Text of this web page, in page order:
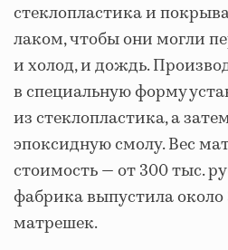
стеклопластика и
лаком, чтобы они могли
и холод, и дождь.
в специальную форму
из стеклопластика, а
эпоксидную смолу. Вес
стоимость — от 300 тыс.
фабрика выпустила
матрешек.